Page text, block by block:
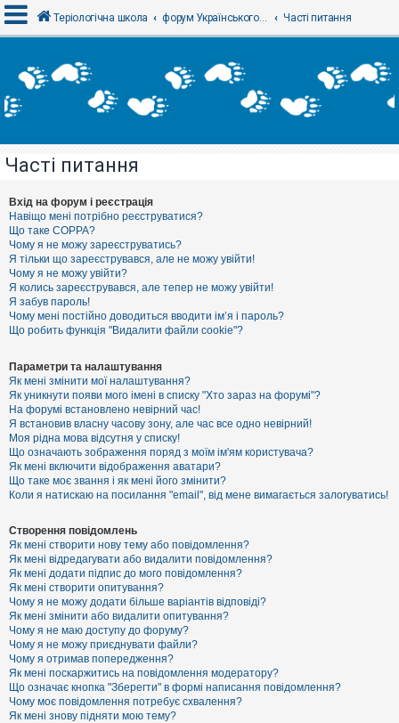
х
і
Р
є
с
т
р
а
ц
і
я
Т
м
и
б
е
з
в
і
д
п
о
в
і
е
й
А
к
т
и
в
н
і
т
е
м
и
Теріологічна школа форум Українського теріологічного товариства Часті питання
Часті питання
Вхід на форум і реєстрація
Навіщо мені потрібно реєструватися?
Що таке COPPA?
Чому я не можу зареєструватись?
Я тільки що зареєструвався, але не можу увійти!
Чому я не можу увійти?
Я колись зареєструвався, але тепер не можу увійти!
Я забув пароль!
Чому мені постійно доводиться вводити ім’я і пароль?
Що робить функція "Видалити файли cookie"?
Параметри та налаштування
Як мені змінити мої налаштування?
Як уникнути появи мого імені в списку "Хто зараз на форумі"?
На форумі встановлено невірний час!
Я встановив власну часову зону, але час все одно невірний!
Моя рідна мова відсутня у списку!
Що означають зображення поряд з моїм ім'ям користувача?
Як мені включити відображення аватари?
Що таке моє звання і як мені його змінити?
Коли я натискаю на посилання "email", від мене вимагається залогуватись!
Створення повідомлень
Як мені створити нову тему або повідомлення?
Як мені відредагувати або видалити повідомлення?
Як мені додати підпис до мого повідомлення?
Як мені створити опитування?
Чому я не можу додати більше варіантів відповіді?
Як мені змінити або видалити опитування?
Чому я не маю доступу до форуму?
Чому я не можу приєднувати файли?
Чому я отримав попередження?
Як мені поскаржитись на повідомлення модератору?
Що означає кнопка "Зберегти" в формі написання повідомлення?
Чому моє повідомлення потребує схвалення?
Як мені знову підняти мою тему?